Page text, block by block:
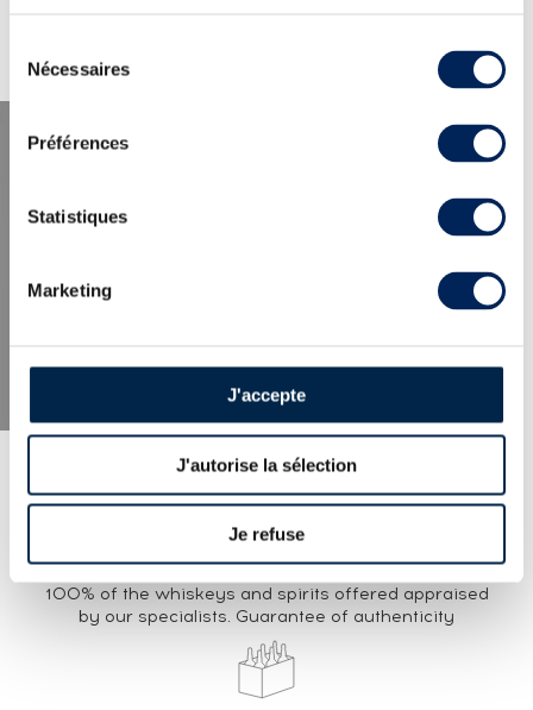
consentement
Nécessaires
Préférences
Statistiques
Marketing
J'accepte
J'autorise la sélection
Je refuse
EXPERTISE
100% of the whiskeys and spirits offered appraised
by our specialists. Guarantee of authenticity